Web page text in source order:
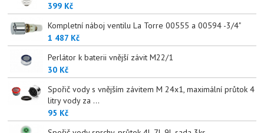
399 Kč
Kompletní náboj ventilu La Torre 00555 a 00594 -3/4"
1 487 Kč
Perlátor k baterii vnější závit M22/1
30 Kč
Spořič vody s vnějším závitem M 24x1, maximální průtok 4
litry vody za ...
95 Kč